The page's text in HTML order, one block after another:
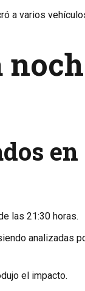
a varios
en
las 21:30 horas.
analizadas
el impacto.